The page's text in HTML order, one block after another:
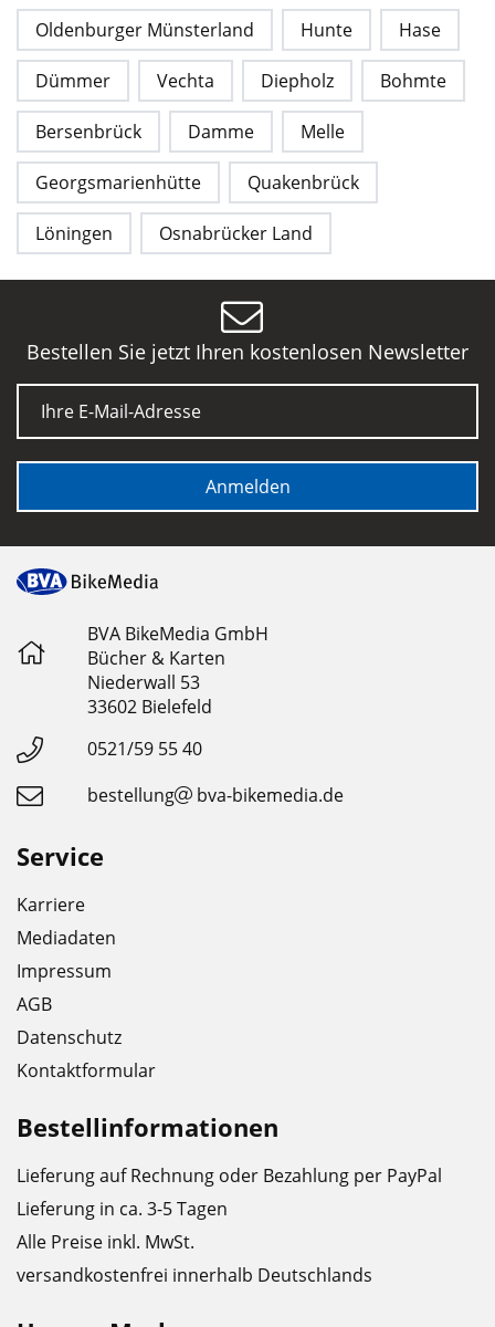
Oldenburger Münsterland Hunte Hase
Dümmer Vechta Diepholz Bohmte
Bersenbrück Damme Melle
Georgsmarienhütte Quakenbrück
Löningen Osnabrücker Land
Bestellen Sie jetzt Ihren kostenlosen Newsletter
E-Mail
Anmelden
BVA BikeMedia GmbH
Bücher & Karten
Niederwall 53
33602 Bielefeld
0521/59 55 40
bestellung
bva-bikemedia.de
Service
Karriere
Mediadaten
Impressum
AGB
Datenschutz
Kontaktformular
Bestellinformationen
Lieferung auf Rechnung oder Bezahlung per PayPal
Lieferung in ca. 3-5 Tagen
Alle Preise inkl. MwSt.
versandkostenfrei innerhalb Deutschlands